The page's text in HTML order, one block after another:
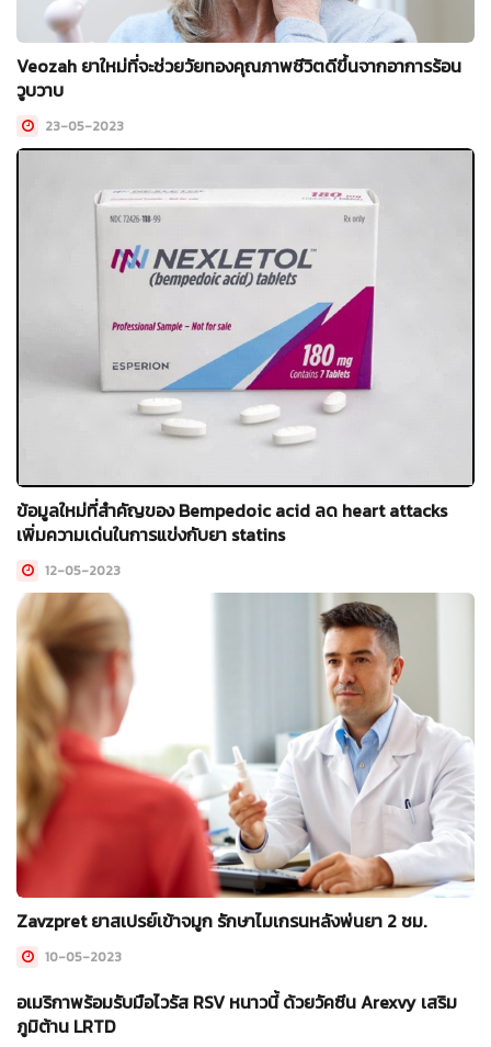
Veozah ยาใหม่ที่จะช่วยวัยทองคุณภาพชีวิตดีขึ้นจากอาการร้อน
วูบวาบ
23-05-2023
ข้อมูลใหม่ที่สำคัญของ Bempedoic acid ลด heart attacks
เพิ่มความเด่นในการแข่งกับยา statins
12-05-2023
Zavzpret ยาสเปรย์เข้าจมูก รักษาไมเกรนหลังพ่นยา 2 ชม.
10-05-2023
อเมริกาพร้อมรับมือไวรัส RSV หนาวนี้ ด้วยวัคซีน Arexvy เสริม
ภูมิต้าน LRTD